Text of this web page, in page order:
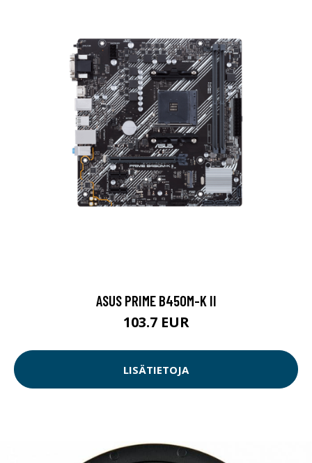
ASUS PRIME B450M-K II
103.7 EUR
LISÄTIETOJA